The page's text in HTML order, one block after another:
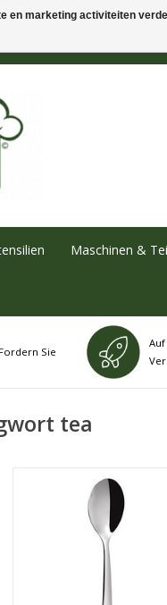
Maschinen &
Sie
tea
Teelöffel Madrid, Edelstahl,
cm lang
ZUM WARENKORB
en marketing activiteiten